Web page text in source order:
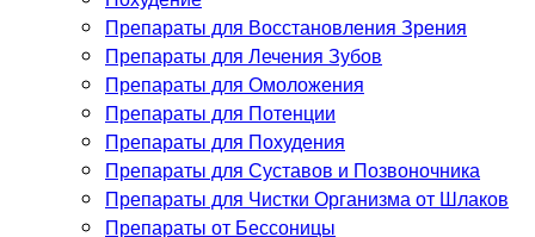
Препараты для Восстановления Зрения
Препараты для Лечения Зубов
Препараты для Омоложения
Препараты для Потенции
Препараты для Похудения
Препараты для Суставов и Позвоночника
Препараты для Чистки Организма от Шлаков
Препараты от Бессоницы